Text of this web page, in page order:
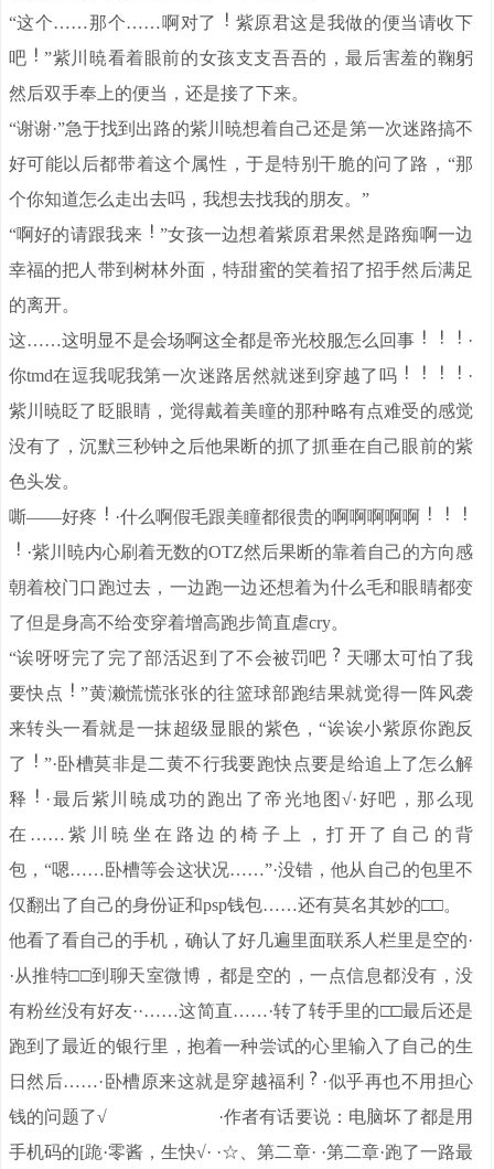
“这个……那个……啊对了
紫原君这是我做的便当请收下
吧
”紫川暁看着眼前的女孩支支吾吾的，最后害羞的鞠躬
然后双手奉上的便当，还是接了下来。
“谢谢·”急于找到出路的紫川暁想着自己还是第一次迷路搞不
好可能以后都带着这个属性，于是特别干脆的问了路，“那
个你知道怎么走出去吗，我想去找我的朋友。”
“啊好的请跟我来
”女孩一边想着紫原君果然是路痴啊一边
幸福的把人带到树林外面，特甜蜜的笑着招了招手然后满足
的离开。
这……这明显不是会场啊这全都是帝光校服怎么回事
·
你tmd在逗我呢我第一次迷路居然就迷到穿越了吗
·
紫川暁眨了眨眼睛，觉得戴着美瞳的那种略有点难受的感觉
没有了，沉默三秒钟之后他果断的抓了抓垂在自己眼前的紫
色头发。
嘶——好疼
·什么啊假毛跟美瞳都很贵的啊啊啊啊啊
·紫川暁内心刷着无数的OTZ然后果断的靠着自己的方向感
朝着校门口跑过去，一边跑一边还想着为什么毛和眼睛都变
了但是身高不给变穿着增高跑步简直虐cry。
“诶呀呀完了完了部活迟到了不会被罚吧
天哪太可怕了我
要快点
”黄濑慌慌张张的往篮球部跑结果就觉得一阵风袭
来转头一看就是一抹超级显眼的紫色，“诶诶小紫原你跑反
了
”·卧槽莫非是二黄不行我要跑快点要是给追上了怎么解
释
·最后紫川暁成功的跑出了帝光地图√·好吧，那么现
在……紫川暁坐在路边的椅子上，打开了自己的背
包，“嗯……卧槽等会这状况……”·没错，他从自己的包里不
仅翻出了自己的身份证和psp钱包……还有莫名其妙的□□。
他看了看自己的手机，确认了好几遍里面联系人栏里是空的·
·从推特□□到聊天室微博，都是空的，一点信息都没有，没
有粉丝没有好友··……这简直……·转了转手里的□□最后还是
跑到了最近的银行里，抱着一种尝试的心里输入了自己的生
日然后……·卧槽原来这就是穿越福利
·似乎再也不用担心
钱的问题了√ ·作者有话要说：电脑坏了都是用
手机码的[跪·零酱，生快√· ·☆、第二章· ·第二章·跑了一路最